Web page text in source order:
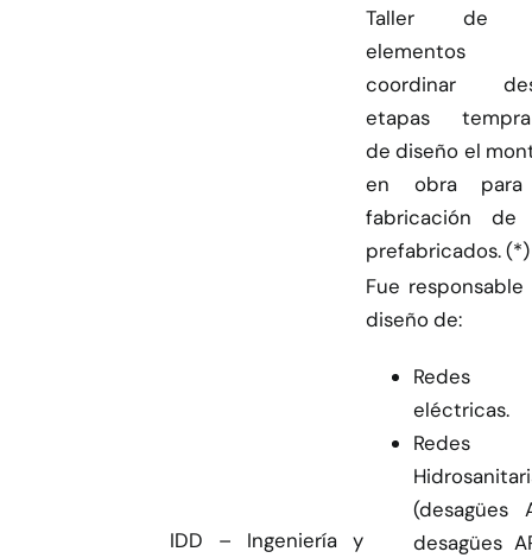
Taller de
coordinar
etapas
de diseño el
en obra
fabricación de
prefabricados. (*)
IDD – Ingeniería y
Fue
diseño de:
Redes
eléctricas.
Redes
(desagües
desagües